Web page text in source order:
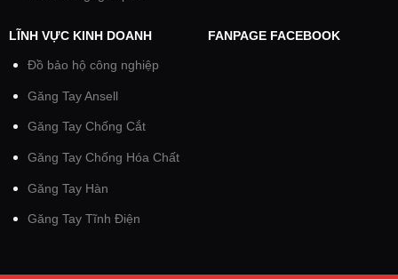
LĨNH VỰC KINH DOANH
Đồ bảo hộ công nghiệp
Găng Tay Ansell
Găng Tay Chống Cắt
Găng Tay Chống Hóa Chất
Găng Tay Hàn
Găng Tay Tĩnh Điện
FANPAGE FACEBOOK